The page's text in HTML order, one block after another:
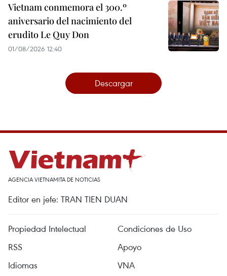
Vietnam conmemora el 300.º
aniversario del nacimiento del
erudito Le Quy Don
01/08/2026 12:40
Descargar
AGENCIA VIETNAMITA DE NOTICIAS
Editor en jefe: TRAN TIEN DUAN
Propiedad Intelectual
Condiciones de Uso
RSS
Apoyo
Idiomas
VNA